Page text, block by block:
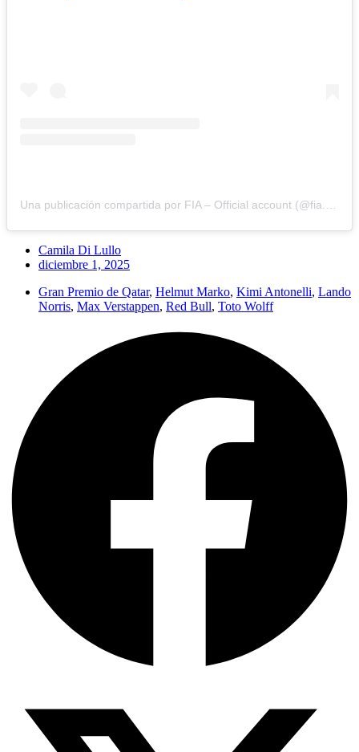
Una publicación compartida por FIA – Official account (@fia.official)
Camila Di Lullo
diciembre 1, 2025
Gran Premio de Qatar, Helmut Marko, Kimi Antonelli, Lando
Norris, Max Verstappen, Red Bull, Toto Wolff